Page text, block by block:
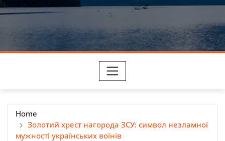
Home
Золотий хрест нагорода ЗСУ: символ незламної
мужності українських воїнів